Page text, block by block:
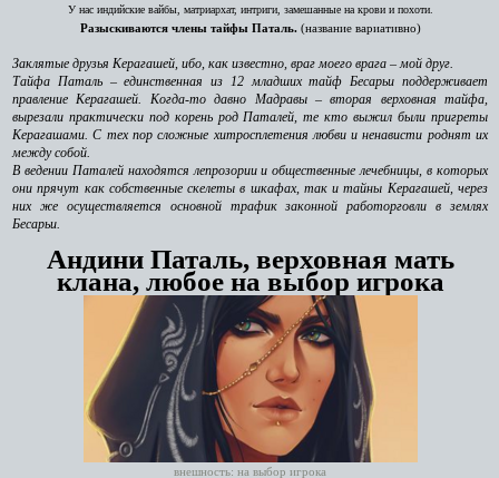
У нас индийские вайбы, матриархат, интриги, замешанные на крови и похоти.
Разыскиваются члены тайфы Паталь.(название вариативно)
Заклятые друзья Керагашей, ибо, как известно, враг моего врага – мой друг.
Тайфа Паталь – единственная из 12 младших тайф Бесарьи поддерживает
правление Керагашей. Когда-то давно Мадравы – вторая верховная тайфа,
вырезали практически под корень род Паталей, те кто выжил были пригреты
Керагашами. С тех пор сложные хитросплетения любви и ненависти роднят их
между собой.
В ведении Паталей находятся лепрозории и общественные лечебницы, в которых
они прячут как собственные скелеты в шкафах, так и тайны Керагашей, через
них же осуществляется основной трафик законной работорговли в землях
Бесарьи.
Андини Паталь, верховная мать
клана, любое на выбор игрока
внешность: на выбор игрока